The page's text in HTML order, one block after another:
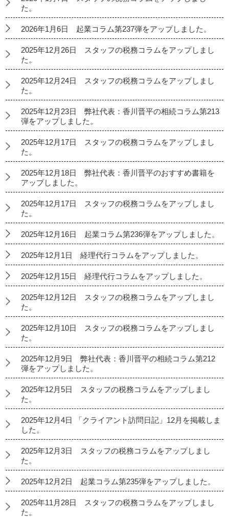
た。
2026年1月6日 起業コラム第237弾をアップしました。
2025年12月26日 スタッフの税務コラムをアップしまし
た。
2025年12月24日 スタッフの税務コラムをアップしまし
た。
2025年12月23日 弊社代表：香川晋平の相続コラム第213
弾をアップしました。
2025年12月17日 スタッフの税務コラムをアップしまし
た。
2025年12月18日 弊社代表：香川晋平のおすすめ書籍を
アップしました。
2025年12月17日 スタッフの税務コラムをアップしまし
た。
2025年12月16日 起業コラム第236弾をアップしました。
2025年12月1日 経理代行コラムをアップしました。
2025年12月15日 経理代行コラムをアップしました。
2025年12月12日 スタッフの税務コラムをアップしまし
た。
2025年12月10日 スタッフの税務コラムをアップしまし
た。
2025年12月9日 弊社代表：香川晋平の相続コラム第212
弾をアップしました。
2025年12月5日 スタッフの税務コラムをアップしまし
た。
2025年12月4日 「クライアント訪問日記」12月を掲載しま
した。
2025年12月3日 スタッフの税務コラムをアップしまし
た。
2025年12月2日 起業コラム第235弾をアップしました。
2025年11月28日 スタッフの税務コラムをアップしまし
た。